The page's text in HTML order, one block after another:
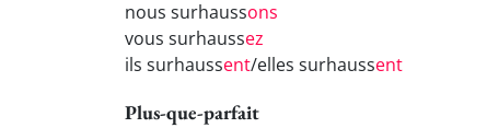
nous surhaussons
vous surhaussez
ils surhaussent/elles surhaussent
Plus-que-parfait